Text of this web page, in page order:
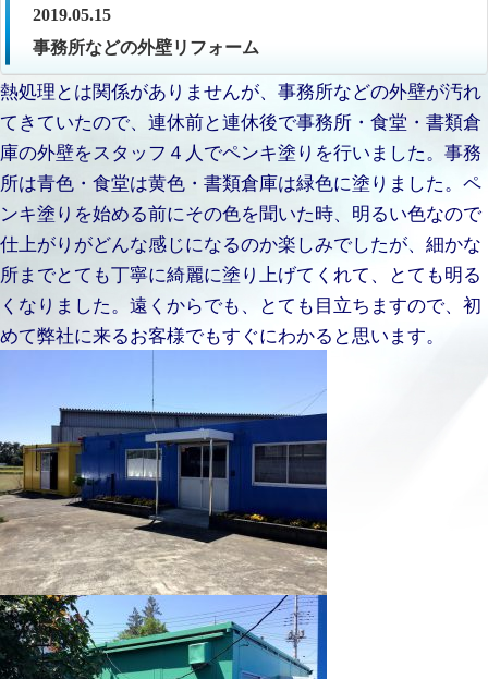
2019.05.15
事務所などの外壁リフォーム
熱処理とは関係がありませんが、事務所などの外壁が汚れ
てきていたので、連休前と連休後で事務所・食堂・書類倉
庫の外壁をスタッフ４人でペンキ塗りを行いました。事務
所は青色・食堂は黄色・書類倉庫は緑色に塗りました。ペ
ンキ塗りを始める前にその色を聞いた時、明るい色なので
仕上がりがどんな感じになるのか楽しみでしたが、細かな
所までとても丁寧に綺麗に塗り上げてくれて、とても明る
くなりました。遠くからでも、とても目立ちますので、初
めて弊社に来るお客様でもすぐにわかると思います。